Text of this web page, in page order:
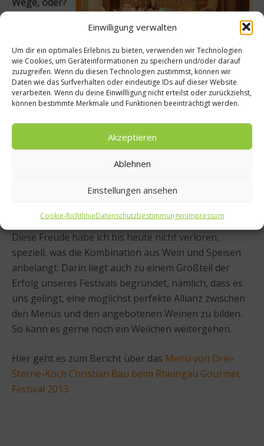
Einwilligung verwalten
Um dir ein optimales Erlebnis zu bieten, verwenden wir Technologien
wie Cookies, um Geräteinformationen zu speichern und/oder darauf
zuzugreifen. Wenn du diesen Technologien zustimmst, können wir
Daten wie das Surfverhalten oder eindeutige IDs auf dieser Website
verarbeiten. Wenn du deine Einwillligung nicht erteilst oder zurückziehst,
können bestimmte Merkmale und Funktionen beeinträchtigt werden.
Akzeptieren
Ablehnen
Einstellungen ansehen
Cookie-RichtlinieDatenschutzbestimmungenImpressum
Nachdem ich
eigentlich ein
Quereinsteiger bin, was die Kulinarik angeht, habe ich
großen Spaß an der Sache gefunden. Eigentlich war
ich Rechtsanwalt in Frankfurt, habe mein erstes Hotel
mich da persönlich gar nicht engagieren muss, habe
war, zum anderen aber auch große Freude bereitete.
Diese Freude habe ich bis heute nicht verloren,
speziell, was die Kombination aus Wein und Speisen
anbelangt. Darin liegt auch zu einem Großteil der
Erfolg unseres Festivals begründet, nämlich, dass es
uns gelingt, eine möglichst perfekte Allianz zwischen
den Menüs und den angebotenen Weinen zu bilden.
So kann es gerne noch ein Weilchen weitergehen.
Hier geht es zum Bericht über das Menü von Drei-
Sterne-Koch Christian Bau beim Rheingau Gourmet
Festival 2013